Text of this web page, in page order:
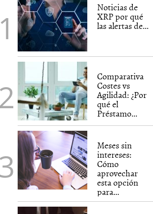
Noticias de
XRP por qué
las alertas de...
Comparativa
Costes vs
Agilidad: ¿Por
qué el
Préstamo...
Meses sin
intereses:
Cómo
aprovechar
esta opción
para...